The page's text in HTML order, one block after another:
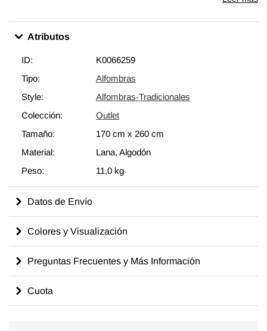
Además de ser únicas y anudadas a mano, estas alfombras
hacen una decoración muy especial acerca de unir
largo del tiempo con un aspecto encantador que complementa
cualquier decoración moderna o bohemia. Eche un vistazo a
nuestro artículo Obtenga la Apariencia "Vivida" para obtener
más información sobre las alfombras vintage "envejecidas".
Atributos
ID:
K0066259
Tipo:
Alfombras
Style:
Alfombras-Tradicionales
Colección:
Outlet
Tamaño:
170 cm x 260 cm
Material:
Lana, Algodón
Peso:
11,0 kg
Datos de Envío
Colores y Visualización
Preguntas Frecuentes y Más Información
Cuota